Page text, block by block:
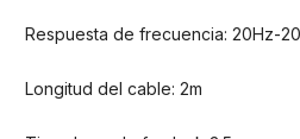
Respuesta de frecuencia: 20Hz-
Longitud del cable: 2m